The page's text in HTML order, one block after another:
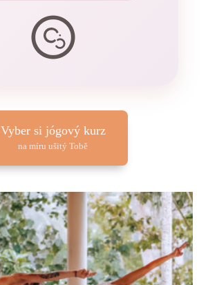
Vyber si jógový kurz
na míru ušitý Tobě